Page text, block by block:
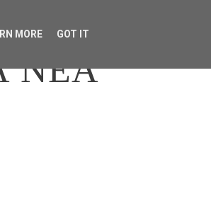
ΝΕΑ
MORE GOT IT